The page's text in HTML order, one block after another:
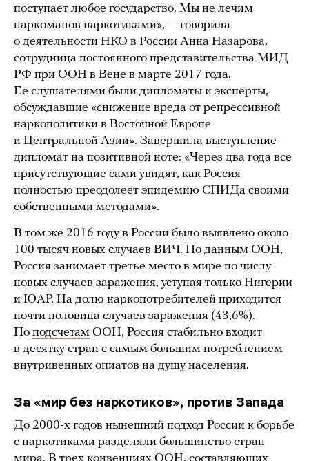
поступает любое государство. Мы не лечим
наркоманов наркотиками», — говорила
о деятельности НКО в России Анна Назарова,
сотрудница постоянного представительства МИД
РФ при ООН в Вене в марте 2017 года.
Ее слушателями были дипломаты и эксперты,
обсуждавшие «снижение вреда от репрессивной
наркополитики в Восточной Европе
и Центральной Азии». Завершила выступление
дипломат на позитивной ноте: «Через два года все
присутствующие сами увидят, как Россия
полностью преодолеет эпидемию СПИДа своими
собственными методами».
В том же 2016 году в России было выявлено около
100 тысяч новых случаев ВИЧ. По данным ООН,
Россия занимает третье место в мире по числу
новых случаев заражения, уступая только Нигерии
и ЮАР. На долю наркопотребителей приходится
почти половина случаев заражения (43,6%).
По подсчетам ООН, Россия стабильно входит
в десятку стран с самым большим потреблением
внутривенных опиатов на душу населения.
За «мир без наркотиков», против Запада
До 2000-х годов нынешний подход России к борьбе
с наркотиками разделяли большинство стран